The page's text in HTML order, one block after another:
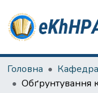
Головна